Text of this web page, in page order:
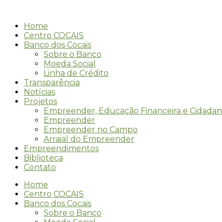
conteúdo
Home
Centro COCAIS
Banco dos Cocais
Sobre o Banco
Moeda Social
Linha de Crédito
Transparência
Notícias
Projetos
Empreender, Educação Financeira e
Empreender
Empreender no Campo
Arraial do Empreender
Empreendimentos
Biblioteca
Contato
Home
Centro COCAIS
Banco dos Cocais
Sobre o Banco